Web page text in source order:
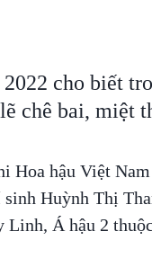
cho biết
chê bai, miệt
Hoa hậu Việt
Huỳnh Thị
Á hậu 2